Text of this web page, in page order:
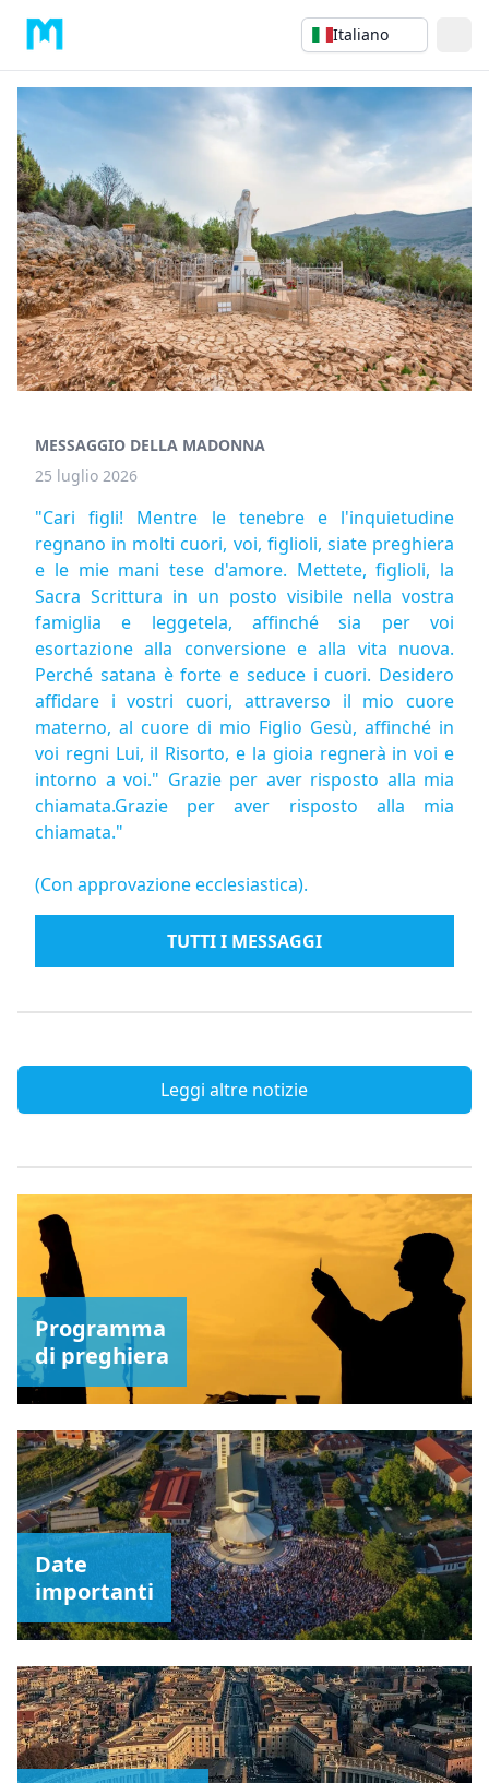
Italiano
MESSAGGIO DELLA MADONNA
25 luglio 2026
"Cari figli! Mentre le tenebre e l'inquietudine
regnano in molti cuori, voi, figlioli, siate preghiera
e le mie mani tese d'amore. Mettete, figlioli, la
Sacra Scrittura in un posto visibile nella vostra
famiglia e leggetela, affinché sia per voi
esortazione alla conversione e alla vita nuova.
Perché satana è forte e seduce i cuori. Desidero
affidare i vostri cuori, attraverso il mio cuore
materno, al cuore di mio Figlio Gesù, affinché in
voi regni Lui, il Risorto, e la gioia regnerà in voi e
intorno a voi." Grazie per aver risposto alla mia
chiamata.Grazie per aver risposto alla mia
chiamata."
(Con approvazione ecclesiastica).
TUTTI I MESSAGGI
Leggi altre notizie
Programma
di preghiera
Date
importanti